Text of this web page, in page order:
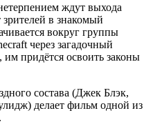
ждут выхода
зрителей в знакомый
вокруг группы
через загадочный
придётся освоить законы
состава (Джек Блэк,
делает фильм одной из